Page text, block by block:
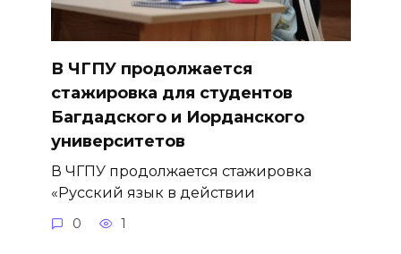
В ЧГПУ продолжается
стажировка для студентов
Багдадского и Иорданского
университетов
В ЧГПУ продолжается стажировка
«Русский язык в действии
0 1